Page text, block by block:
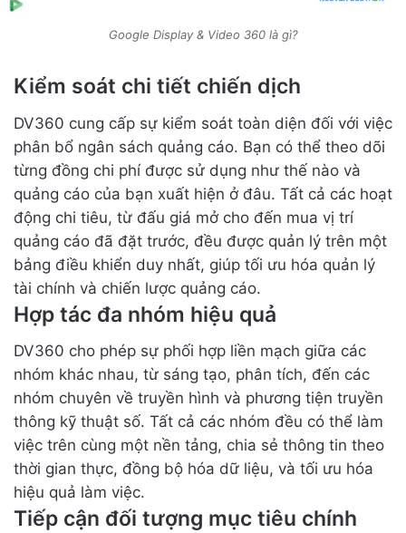
Google Display & Video 360 là gì?
Kiểm soát chi tiết chiến dịch
DV360 cung cấp sự kiểm soát toàn diện đối với việc
phân bổ ngân sách quảng cáo. Bạn có thể theo dõi
từng đồng chi phí được sử dụng như thế nào và
quảng cáo của bạn xuất hiện ở đâu. Tất cả các hoạt
động chi tiêu, từ đấu giá mở cho đến mua vị trí
quảng cáo đã đặt trước, đều được quản lý trên một
bảng điều khiển duy nhất, giúp tối ưu hóa quản lý
tài chính và chiến lược quảng cáo.
Hợp tác đa nhóm hiệu quả
DV360 cho phép sự phối hợp liền mạch giữa các
nhóm khác nhau, từ sáng tạo, phân tích, đến các
nhóm chuyên về truyền hình và phương tiện truyền
thông kỹ thuật số. Tất cả các nhóm đều có thể làm
việc trên cùng một nền tảng, chia sẻ thông tin theo
thời gian thực, đồng bộ hóa dữ liệu, và tối ưu hóa
hiệu quả làm việc.
Tiếp cận đối tượng mục tiêu chính